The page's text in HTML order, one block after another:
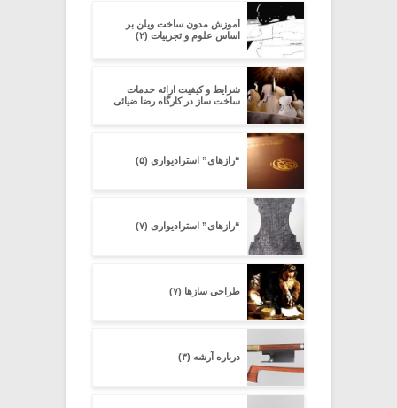
آموزش مدون ساخت ویلن بر
اساس علوم و تجربیات (۲)
شرایط و کیفیت ارائه خدمات
ساخت ساز در کارگاه رضا ضیائی
“رازهای” استرادیواری (۵)
“رازهای” استرادیواری (۷)
طراحی سازها (۷)
درباره آرشه (۳)